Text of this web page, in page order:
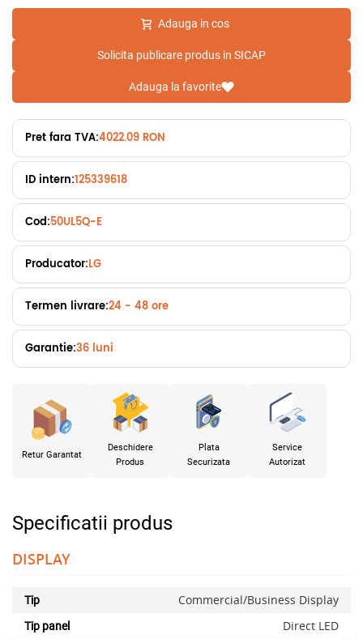
Adauga in cos
Solicita publicare produs in SICAP
Adauga la favorite
Pret fara TVA:4022.09 RON
ID intern:125339618
Cod:50UL5Q-E
Producator:LG
Termen livrare:24 - 48 ore
Garantie:36 luni
Retur Garantat
Deschidere
Produs
Plata
Securizata
Service
Autorizat
Specificatii produs
DISPLAY
Tip Commercial/Business Display
Tip panel Direct LED